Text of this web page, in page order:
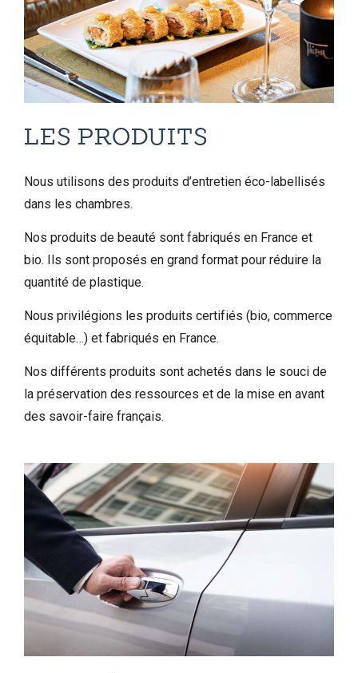
LES PRODUITS
Nous utilisons des produits d’entretien éco-labellisés
dans les chambres.
Nos produits de beauté sont fabriqués en France et
bio. Ils sont proposés en grand format pour réduire la
quantité de plastique.
Nous privilégions les produits certifiés (bio, commerce
équitable…) et fabriqués en France.
Nos différents produits sont achetés dans le souci de
la préservation des ressources et de la mise en avant
des savoir-faire français.